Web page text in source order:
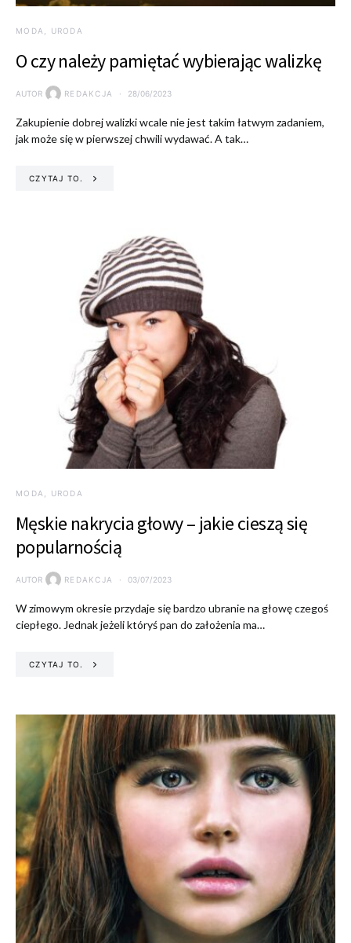
MODA, URODA
O czy należy pamiętać wybierając walizkę
AUTOR REDAKCJA 28/06/2023
Zakupienie dobrej walizki wcale nie jest takim łatwym zadaniem,
jak może się w pierwszej chwili wydawać. A tak…
CZYTAJ TO.
MODA, URODA
Męskie nakrycia głowy – jakie cieszą się
popularnością
AUTOR REDAKCJA 03/07/2023
W zimowym okresie przydaje się bardzo ubranie na głowę czegoś
ciepłego. Jednak jeżeli któryś pan do założenia ma…
CZYTAJ TO.